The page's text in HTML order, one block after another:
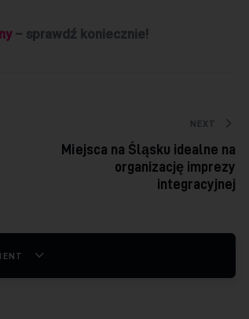
– sprawdź koniecznie!
NEXT
Miejsca na Śląsku idealne na
organizację imprezy
integracyjnej